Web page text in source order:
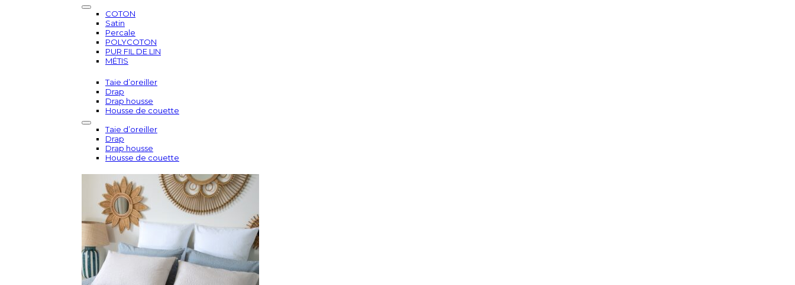
COTON
Satin
Percale
POLYCOTON
PUR FIL DE LIN
MÉTIS
Taie d’oreiller
Drap
Drap housse
Housse de couette
Taie d’oreiller
Drap
Drap housse
Housse de couette